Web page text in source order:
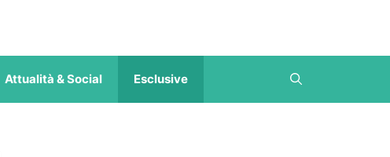
Attualità & Social Esclusive